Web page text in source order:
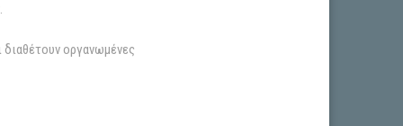
διαθέτουν οργανωμένες